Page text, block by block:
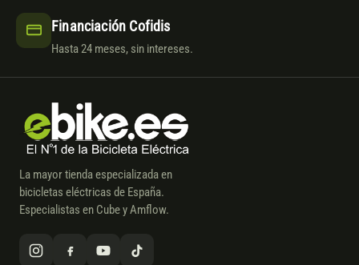
Financiación Cofidis
Hasta 24 meses, sin intereses.
La mayor tienda especializada en
bicicletas eléctricas de España.
Especialistas en Cube y Amflow.